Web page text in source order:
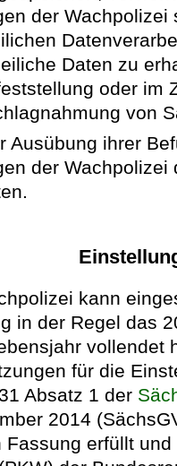
der
Daten zu
oder im
von
Ausübung ihrer
der
kann
in der Regel das
vollendet
für die
Absatz 1 der
2014
Fassung erfüllt